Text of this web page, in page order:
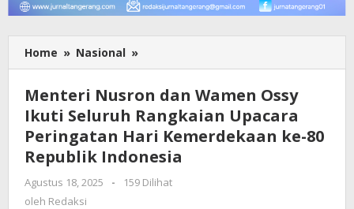
Home » Nasional »
Nusron
Wamen
Ossy
Ikuti
Seluruh
Upacara
Menteri Nusron dan Wamen Ossy
Ikuti Seluruh Rangkaian Upacara
Peringatan Hari Kemerdekaan ke-80
Republik Indonesia
Agustus 18, 2025
oleh
-
159 Dilihat
oleh Redaksi